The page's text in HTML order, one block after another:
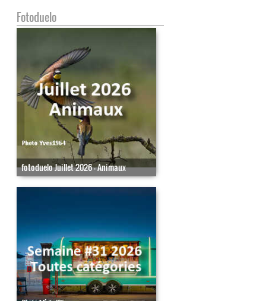
Fotoduelo
fotoduelo Juillet 2026 - Animaux